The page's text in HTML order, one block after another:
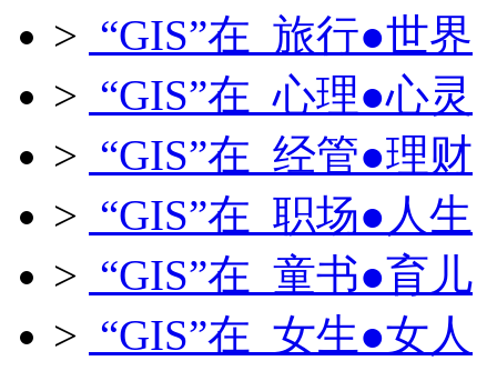
> “GIS”在 旅行●世界
> “GIS”在 心理●心灵
> “GIS”在 经管●理财
> “GIS”在 职场●人生
> “GIS”在 童书●育儿
> “GIS”在 女生●女人